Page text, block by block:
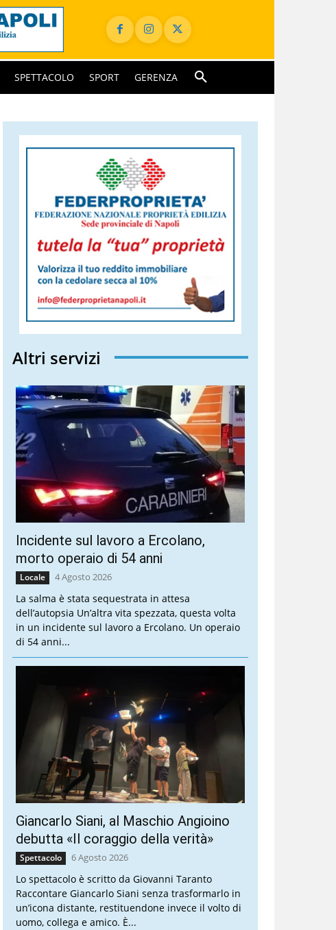
SPETTACOLO SPORT GERENZA
Altri servizi
Incidente sul lavoro a Ercolano,
morto operaio di 54 anni
Locale 4 Agosto 2026
La salma è stata sequestrata in attesa
dell’autopsia Un’altra vita spezzata, questa volta
in un incidente sul lavoro a Ercolano. Un operaio
di 54 anni...
Giancarlo Siani, al Maschio Angioino
debutta «Il coraggio della verità»
Spettacolo 6 Agosto 2026
Lo spettacolo è scritto da Giovanni Taranto
Raccontare Giancarlo Siani senza trasformarlo in
un’icona distante, restituendone invece il volto di
uomo, collega e amico. È...